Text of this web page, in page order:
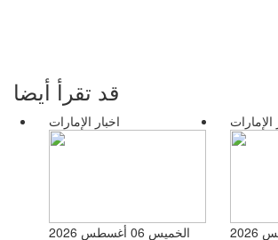
قد تقرأ أيضا
اخبار الإمارات
الخميس 06 أغسطس 2026
الإمارات
الخميس 06 أغسطس 2026